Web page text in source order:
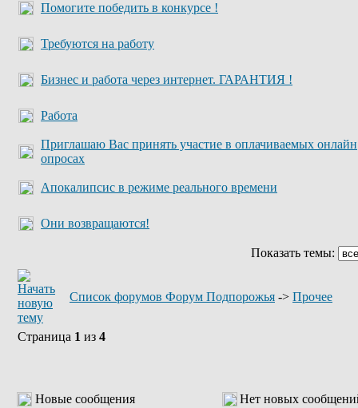
Помогите победить в конкурсе !
Требуются на работу
Бизнес и работа через интернет. ГАРАНТИЯ !
Работа
Приглашаю Вас принять участие в оплачиваемых онлайн
опросах
Апокалипсис в режиме реального времени
Они возвращаются!
Показать темы:
Список форумов Форум Подпорожья -> Прочее
Страница 1 из 4
Новые сообщения
Нет новых